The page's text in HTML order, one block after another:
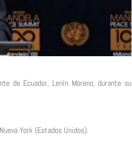
de Ecuador, Lenín Moreno, durante su
York (Estados Unidos).